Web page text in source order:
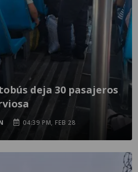
deja 30 pasajeros
04:39 PM, FEB 28